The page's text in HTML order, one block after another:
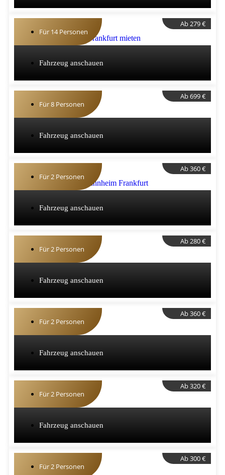
Für 14 Personen
Ab 279 €
Fahrzeug anschauen
Für 8 Personen
Ab 699 €
Fahrzeug anschauen
Für 2 Personen
Ab 360 €
Fahrzeug anschauen
Für 2 Personen
Ab 280 €
Fahrzeug anschauen
Für 2 Personen
Ab 360 €
Fahrzeug anschauen
Für 2 Personen
Ab 320 €
Fahrzeug anschauen
Für 2 Personen
Ab 300 €